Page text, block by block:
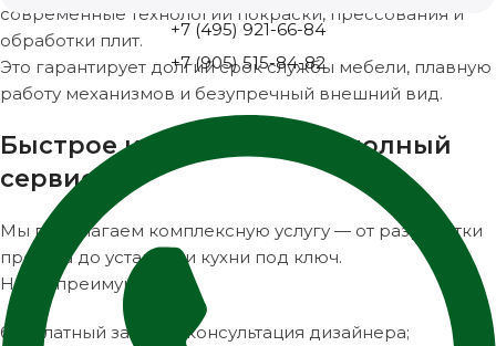
современные технологии покраски, прессования и
обработки плит.
Это гарантирует долгий срок службы мебели, плавную
работу механизмов и безупречный внешний вид.
Быстрое изготовление и полный
сервис
Мы предлагаем комплексную услугу — от разработки
проекта до установки кухни под ключ.
Наши преимущества:
бесплатный замер и консультация дизайнера;
+7 (495) 921-66-84
+7 (905) 515-84-82